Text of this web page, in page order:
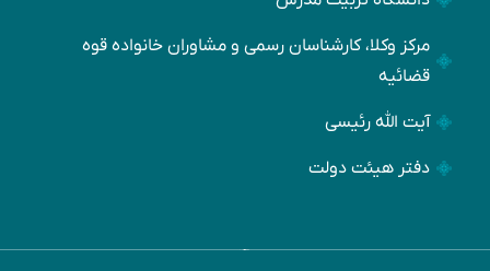
مرکز وکلا، کارشناسان رسمی و مشاوران خانواده قوه
قضائیه
آیت الله رئیسی
دفتر هیئت دولت